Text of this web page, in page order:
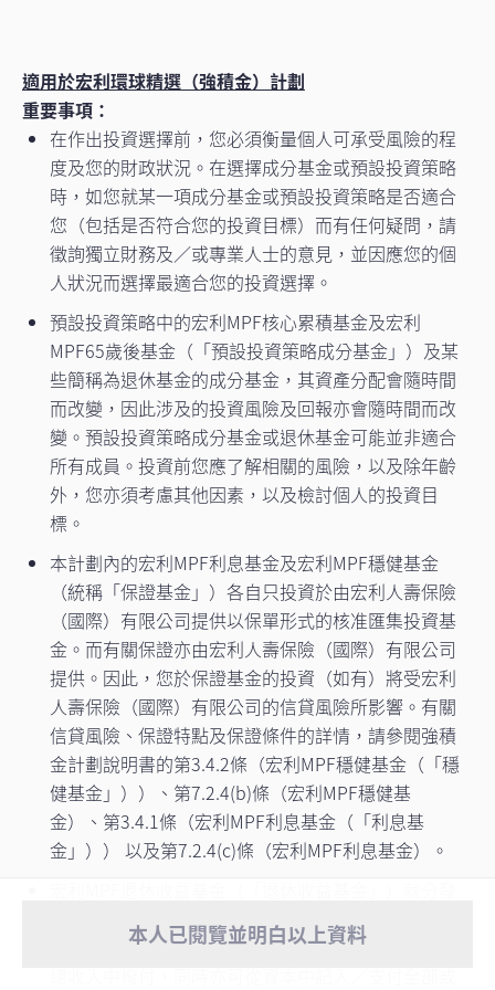
立即聯絡專家
重要通知- 由2026年8月1日起，宏利客戶
服務中心將實施新服務安排。如有任何強
適用於宏利環球精選（強積金）計劃
重要事項：
在作出投資選擇前，您必須衡量個人可承受風險的程
度及您的財政狀況。在選擇成分基金或預設投資策略
時，如您就某一項成分基金或預設投資策略是否適合
您（包括是否符合您的投資目標）而有任何疑問，請
徵詢獨立財務及／或專業人士的意見，並因應您的個
人狀況而選擇最適合您的投資選擇。
預設投資策略中的宏利MPF核心累積基金及宏利
MPF65歲後基金（「預設投資策略成分基金」）及某
些簡稱為退休基金的成分基金，其資產分配會隨時間
而改變，因此涉及的投資風險及回報亦會隨時間而改
變。預設投資策略成分基金或退休基金可能並非適合
所有成員。投資前您應了解相關的風險，以及除年齡
外，您亦須考慮其他因素，以及檢討個人的投資目
標。
本計劃內的宏利MPF利息基金及宏利MPF穩健基金
（統稱「保證基金」）各自只投資於由宏利人壽保險
（國際）有限公司提供以保單形式的核准匯集投資基
金。而有關保證亦由宏利人壽保險（國際）有限公司
提供。因此，您於保證基金的投資（如有）將受宏利
人壽保險（國際）有限公司的信貸風險所影響。有關
信貸風險、保證特點及保證條件的詳情，請參閱強積
金計劃說明書的第3.4.2條（宏利MPF穩健基金（「穩
健基金」））、第7.2.4(b)條（宏利MPF穩健基
金）、第3.4.1條（宏利MPF利息基金（「利息基
金」）） 以及第7.2.4(c)條（宏利MPF利息基金）。
派息、派息頻次及派息金額／派息率概不提供任何保
證。派息可從基金的已變現之資本增值、資本及／或
本人已閱覽並明白以上資料